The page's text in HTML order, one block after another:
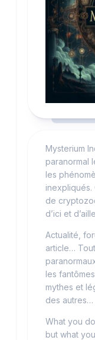
Mysterium
paranormal
les
inexpliqués.
de
d’ici et
Actualité,
article…
les
mythes et
des autres…
What you
but what